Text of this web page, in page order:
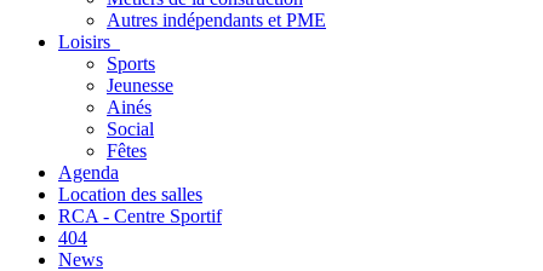
Autres indépendants et PME
Loisirs
Sports
Jeunesse
Ainés
Social
Fêtes
Agenda
Location des salles
RCA - Centre Sportif
404
News